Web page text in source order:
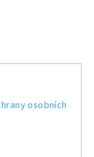
osobních